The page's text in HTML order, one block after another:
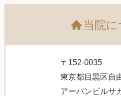
当院に
〒152-0035
東京都目黒区自
アーバンビルサ